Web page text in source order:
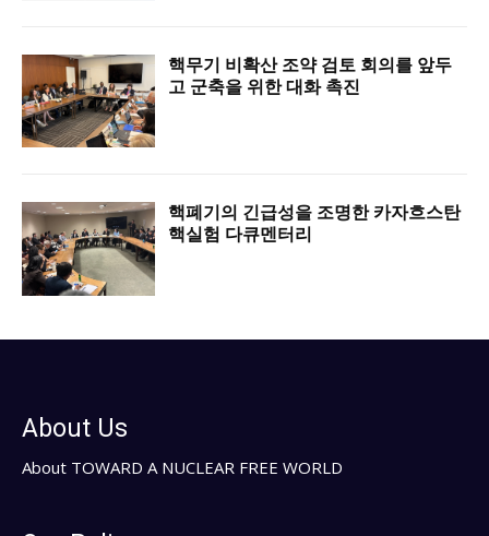
핵무기 비확산 조약 검토 회의를 앞두
고 군축을 위한 대화 촉진
핵폐기의 긴급성을 조명한 카자흐스탄
핵실험 다큐멘터리
About Us
About TOWARD A NUCLEAR FREE WORLD